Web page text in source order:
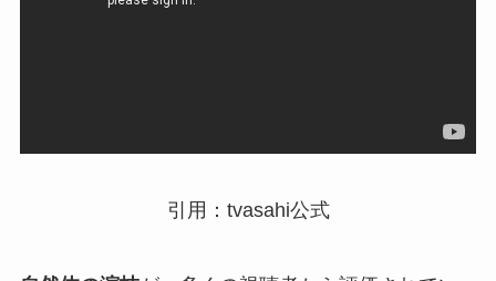
引用：tvasahi公式